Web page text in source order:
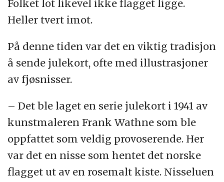
Folket lot likevel ikke flagget ligge.
Heller tvert imot.
På denne tiden var det en viktig tradisjon
å sende julekort, ofte med illustrasjoner
av fjøsnisser.
– Det ble laget en serie julekort i 1941 av
kunstmaleren Frank Wathne som ble
oppfattet som veldig provoserende. Her
var det en nisse som hentet det norske
flagget ut av en rosemalt kiste. Nisseluen